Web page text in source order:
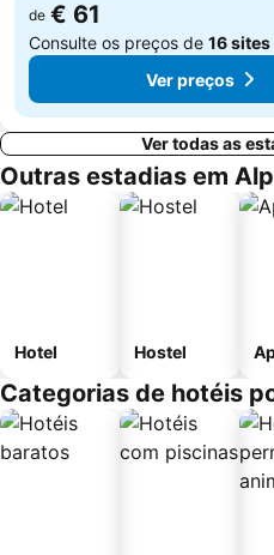
de € 61
Consulte os preços de 16 sites
Ver preços
Ver todas as
Outras estadias em Alp
Hotel Hostel
Categorias de hotéis